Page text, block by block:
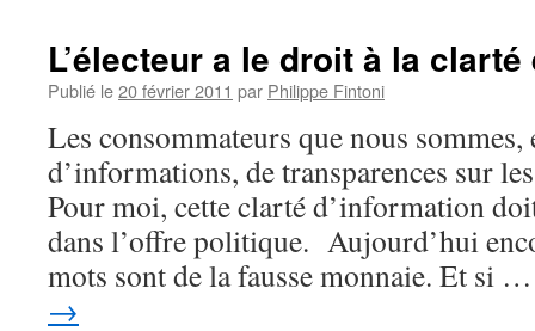
L’électeur a le droit à la
Publié le20 février 2011 par Philippe Fintoni
Les consommateurs que nous
d’informations, de transparences sur
Pour moi, cette clarté d’information
dans l’offre politique. Aujourd’hui
mots sont de la fausse monnaie. Et si
→